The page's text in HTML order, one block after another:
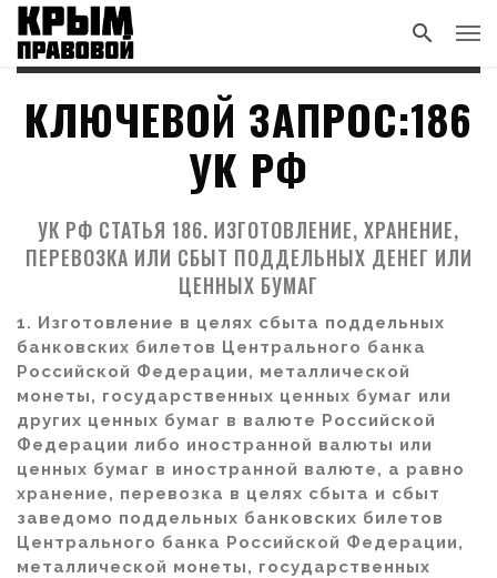
КЛЮЧЕВОЙ ЗАПРОС:186
УК РФ
УК РФ СТАТЬЯ 186. ИЗГОТОВЛЕНИЕ, ХРАНЕНИЕ,
ПЕРЕВОЗКА ИЛИ СБЫТ ПОДДЕЛЬНЫХ ДЕНЕГ ИЛИ
ЦЕННЫХ БУМАГ
1. Изготовление в целях сбыта поддельных
банковских билетов Центрального банка
Российской Федерации, металлической
монеты, государственных ценных бумаг или
других ценных бумаг в валюте Российской
Федерации либо иностранной валюты или
ценных бумаг в иностранной валюте, а равно
хранение, перевозка в целях сбыта и сбыт
заведомо поддельных банковских билетов
Центрального банка Российской Федерации,
металлической монеты, государственных